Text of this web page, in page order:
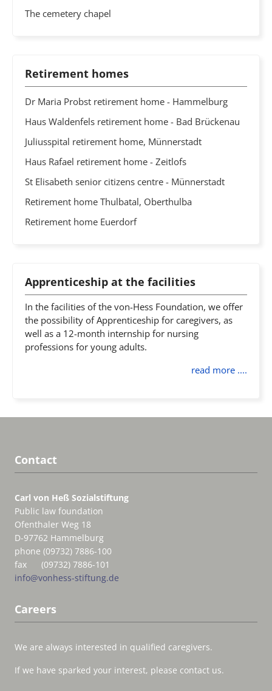
The cemetery chapel
Retirement homes
Dr Maria Probst retirement home - Hammelburg
Haus Waldenfels retirement home - Bad Brückenau
Juliusspital retirement home, Münnerstadt
Haus Rafael retirement home - Zeitlofs
St Elisabeth senior citizens centre - Münnerstadt
Retirement home Thulbatal, Oberthulba
Retirement home Euerdorf
Apprenticeship at the facilities
In the facilities of the von-Hess Foundation, we offer
the possibility of Apprenticeship for caregivers, as
well as a 12-month internship for nursing
professions for young adults.
read more ....
Contact
Carl von Heß Sozialstiftung
Public law foundation
Ofenthaler Weg 18
D-97762 Hammelburg
phone (09732) 7886-100
fax (09732) 7886-101
info@vonhess-stiftung.de
Careers
We are always interested in qualified caregivers.
If we have sparked your interest, please contact us.